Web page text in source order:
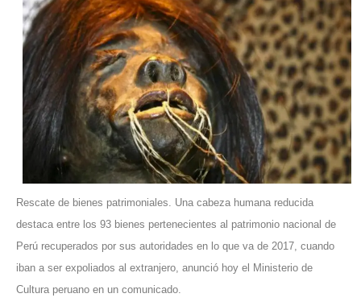
Rescate de bienes patrimoniales. Una cabeza humana reducida
destaca entre los 93 bienes pertenecientes al patrimonio nacional de
Perú recuperados por sus autoridades en lo que va de 2017, cuando
iban a ser expoliados al extranjero, anunció hoy el Ministerio de
Cultura peruano en un comunicado.